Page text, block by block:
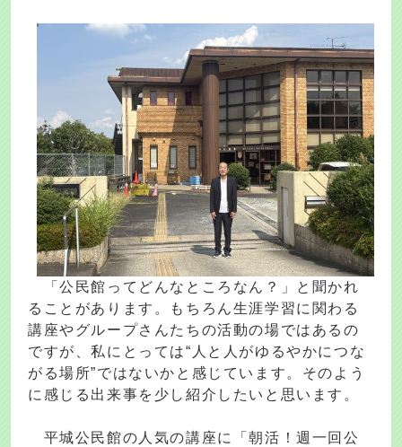
「公民館ってどんなところなん？」と聞かれ
ることがあります。もちろん生涯学習に関わる
講座やグループさんたちの活動の場ではあるの
ですが、私にとっては“人と人がゆるやかにつな
がる場所”ではないかと感じています。そのよう
に感じる出来事を少し紹介したいと思います。
平城公民館の人気の講座に「朝活！週一回公